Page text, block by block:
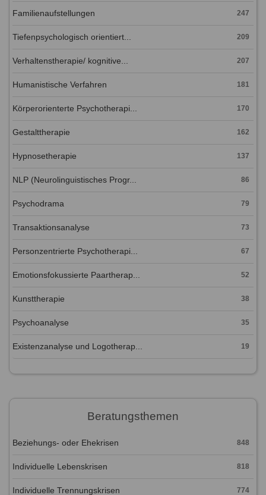
Familienaufstellungen 247
Tiefenpsychologisch orientiert... 209
Verhaltenstherapie/ kognitive... 207
Humanistische Verfahren 181
Körperorienterte Psychotherapi... 170
Gestalttherapie 162
Hypnosetherapie 137
NLP (Neurolinguistisches Progr... 86
Psychodrama 79
Transaktionsanalyse 73
Personzentrierte Psychotherapi... 67
Emotionsfokussierte Paartherap... 52
Kunsttherapie 38
Psychoanalyse 35
Existenzanalyse und Logotherap... 19
Beratungsthemen
Beziehungs- oder Ehekrisen 848
Individuelle Lebenskrisen 818
Individuelle Trennungskrisen 774